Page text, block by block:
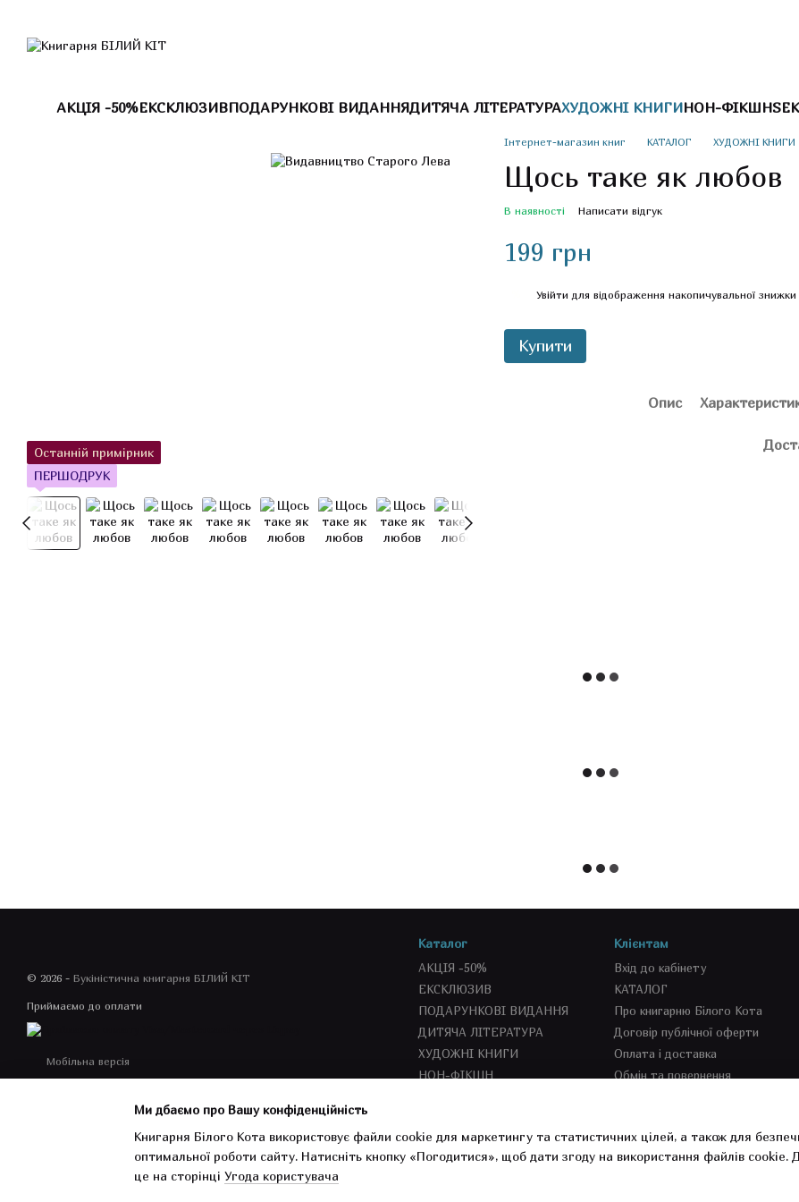
АКЦІЯ -50%ЕКСКЛЮЗИВПОДАРУНКОВІ ВИДАННЯДИТЯЧА ЛІТЕРАТУРАХУДОЖНІ КНИГИНОН-ФІКШН
Останній примірник
ПЕРШОДРУК
Інтернет-магазин книг КАТАЛОГ ХУДОЖНІ КНИГИ
Щось таке як любов
В наявності Написати відгук
199 грн
Увійти для відображення накопичувальної знижки
Купити
Опис
© 2026 - Букіністична книгарня БІЛИЙ КІТ
Приймаємо до оплати
Мобільна версія
Інтернет-магазин створений з Хорошоп
Каталог
АКЦІЯ -50%
ЕКСКЛЮЗИВ
ПОДАРУНКОВІ ВИДАННЯ
ДИТЯЧА ЛІТЕРАТУРА
ХУДОЖНІ КНИГИ
НОН-ФІКШН
СУВЕНІРКА
Клієнтам
Вхід до кабінету
КАТАЛОГ
Про книгарню Білого Кота
Договір публічної оферти
Оплата і доставка
Обмін та повернення
Ми дбаємо про Вашу конфіденційність
Книгарня Білого Кота використовує файли cookie для маркетингу та статистичних цілей, а також для
оптимальної роботи сайту. Натисніть кнопку «Погодитися», щоб дати згоду на використання файлів cookie.
це на сторінці Угода користувача